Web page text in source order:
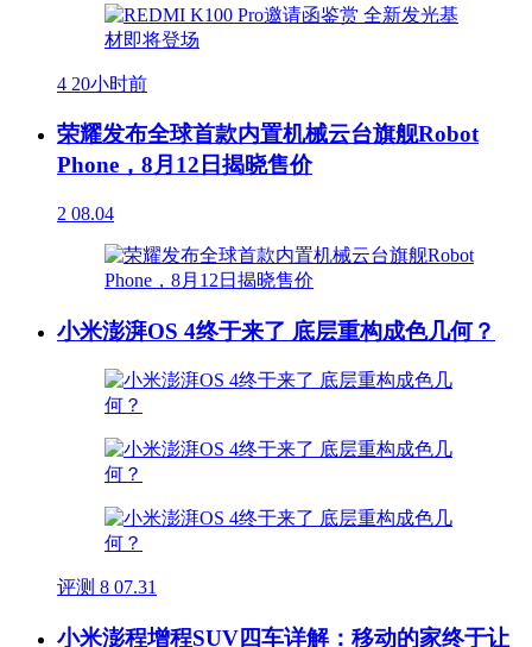
4 20小时前
荣耀发布全球首款内置机械云台旗舰Robot
Phone，8月12日揭晓售价
2 08.04
小米澎湃OS 4终于来了 底层重构成色几何？
评测 8 07.31
小米澎程增程SUV四车详解：移动的家终于让